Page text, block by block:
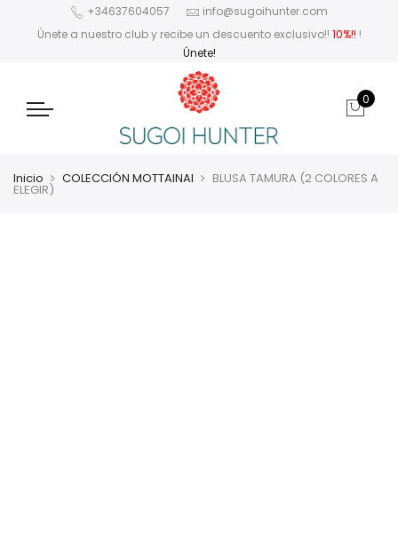
+34637604057
info@sugoihunter.com
Únete a nuestro club y recibe un descuento exclusivo!! 10%!! !
Únete!
0
Inicio COLECCIÓN MOTTAINAI BLUSA TAMURA (2 COLORES A
ELEGIR)